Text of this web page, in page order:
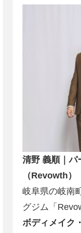
清野 義順｜パ
（Revowth）
岐阜県の岐南
グジム「
ボディメイク